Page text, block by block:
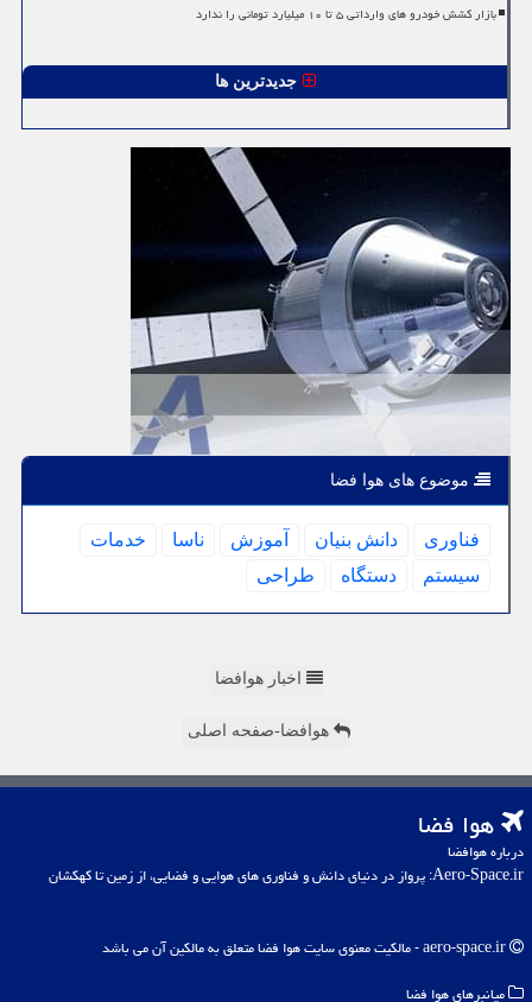
بازار کشش خودرو های وارداتی ۵ تا ۱۰ میلیارد تومانی را ندارد
جدیدترین ها
موضوع های هوا فضا
فناوری دانش بنیان آموزش ناسا
خدمات
سیستم
دستگاه طراحی
اخبار هوافضا
هوافضا-صفحه اصلی
هوا فضا
درباره هوافضا
Aero-Space.ir: پرواز در دنیای دانش و فناوری های هوایی و فضایی، از زمین تا کهکشان
میانبرهای هوا فضا